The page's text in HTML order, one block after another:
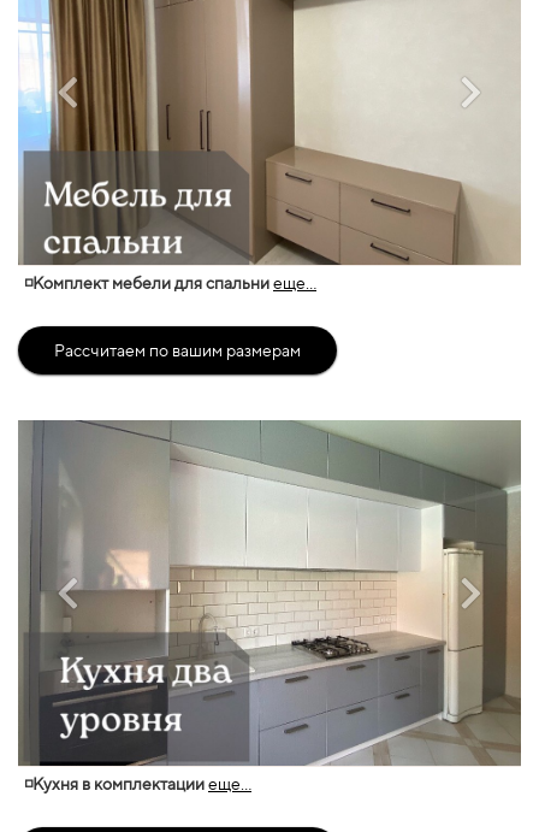
◽Комплект мебели для спальниеще...
Рассчитаем по вашим размерам
◽Кухня в комплектацииеще...